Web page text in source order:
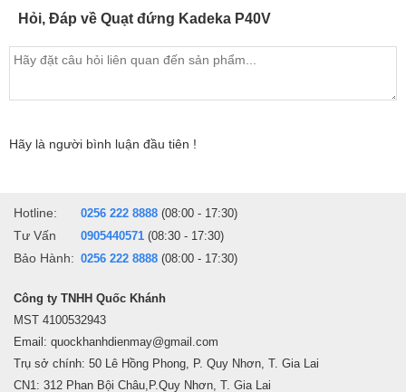
Lưu lượng gió
Lưu lượng gió 81m3/phút giúp luồn gió phân bổ đều khắp căn
Hỏi, Đáp về Quạt đứng Kadeka P40V
Hãy là người bình luận đầu tiên !
Hotline: 0256 222 8888 (08:00 - 17:30)
Tư Vấn 0905440571 (08:30 - 17:30)
Bảo Hành: 0256 222 8888 (08:00 - 17:30)
Công ty TNHH Quốc Khánh
MST 4100532943
Email: quockhanhdienmay@gmail.com
Trụ sở chính: 50 Lê Hồng Phong, P. Quy Nhơn, T. Gia Lai
CN1: 312 Phan Bội Châu,P.Quy Nhơn, T. Gia Lai